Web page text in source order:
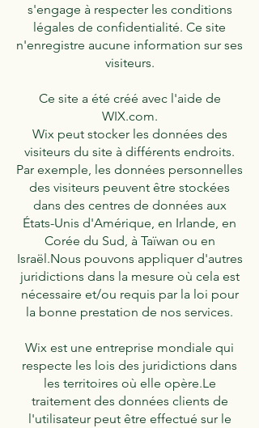
s'engage à respecter les conditions
légales de confidentialité. Ce site
n'enregistre aucune information sur ses
visiteurs.
Ce site a été créé avec l'aide de
WIX.com.
Wix peut stocker les données des
visiteurs du site à différents endroits.
Par exemple, les données personnelles
des visiteurs peuvent être stockées
dans des centres de données aux
États-Unis d'Amérique, en Irlande, en
Corée du Sud, à Taïwan ou en
Israël.Nous pouvons appliquer d'autres
juridictions dans la mesure où cela est
nécessaire et/ou requis par la loi pour
la bonne prestation de nos services.
Wix est une entreprise mondiale qui
respecte les lois des juridictions dans
les territoires où elle opère.Le
traitement des données clients de
l'utilisateur peut être effectué sur le